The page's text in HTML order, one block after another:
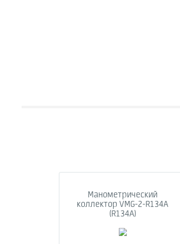
Манометрический
коллектор VMG-2-R134A
(R134A)